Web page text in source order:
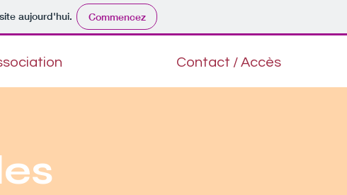
aujourd'hui. Commencez
Contact / Accès